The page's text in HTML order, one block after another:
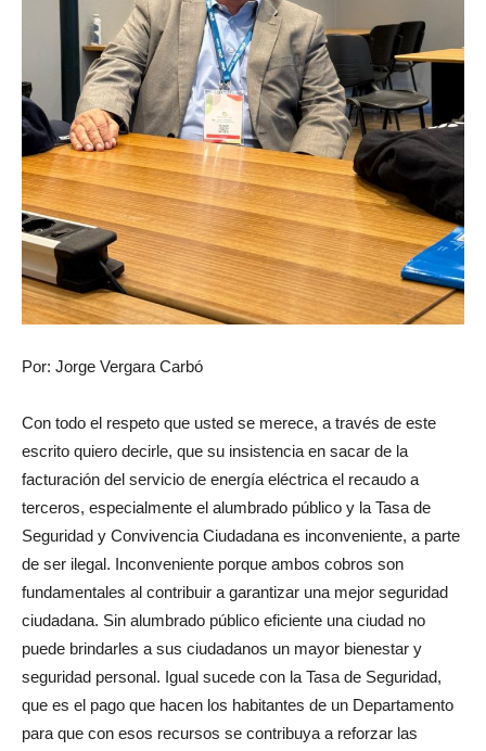
Por: Jorge Vergara Carbó
Con todo el respeto que usted se merece, a través de este
escrito quiero decirle, que su insistencia en sacar de la
facturación del servicio de energía eléctrica el recaudo a
terceros, especialmente el alumbrado público y la Tasa de
Seguridad y Convivencia Ciudadana es inconveniente, a parte
de ser ilegal. Inconveniente porque ambos cobros son
fundamentales al contribuir a garantizar una mejor seguridad
ciudadana. Sin alumbrado público eficiente una ciudad no
puede brindarles a sus ciudadanos un mayor bienestar y
seguridad personal. Igual sucede con la Tasa de Seguridad,
que es el pago que hacen los habitantes de un Departamento
para que con esos recursos se contribuya a reforzar las